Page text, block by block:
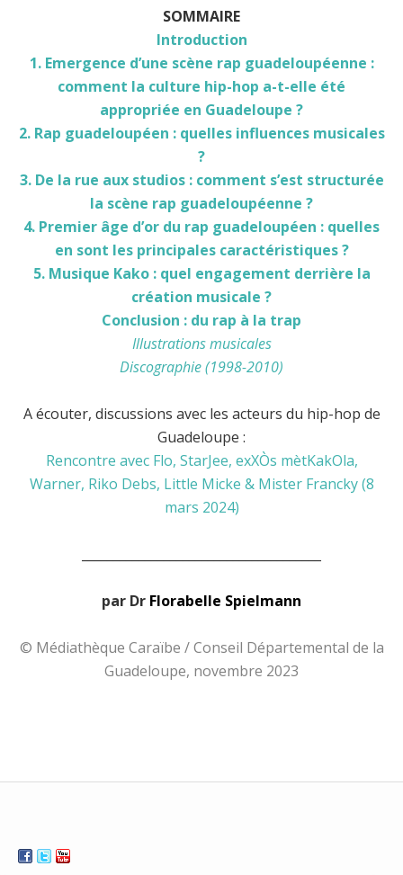
SOMMAIRE
Introduction
1. Emergence d’une scène rap guadeloupéenne :
comment la culture hip-hop a-t-elle été
appropriée en Guadeloupe ?
2. Rap guadeloupéen : quelles influences musicales
?
3. De la rue aux studios : comment s’est structurée
la scène rap guadeloupéenne ?
4. Premier âge d’or du rap guadeloupéen : quelles
en sont les principales caractéristiques ?
5. Musique Kako : quel engagement derrière la
création musicale ?
Conclusion : du rap à la trap
Illustrations musicales
Discographie (1998-2010)
A écouter, discussions avec les acteurs du hip-hop de
Guadeloupe :
Rencontre avec Flo, StarJee, exXÒs mètKakOla,
Warner, Riko Debs, Little Micke & Mister Francky (8
mars 2024)
par Dr Florabelle Spielmann
© Médiathèque Caraïbe / Conseil Départemental de la
Guadeloupe, novembre 2023